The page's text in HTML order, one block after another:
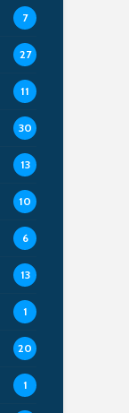
7
27
11
30
13
10
6
13
1
20
1